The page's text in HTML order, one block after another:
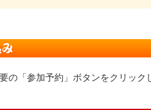
の「参加予約」ボタンをクリック